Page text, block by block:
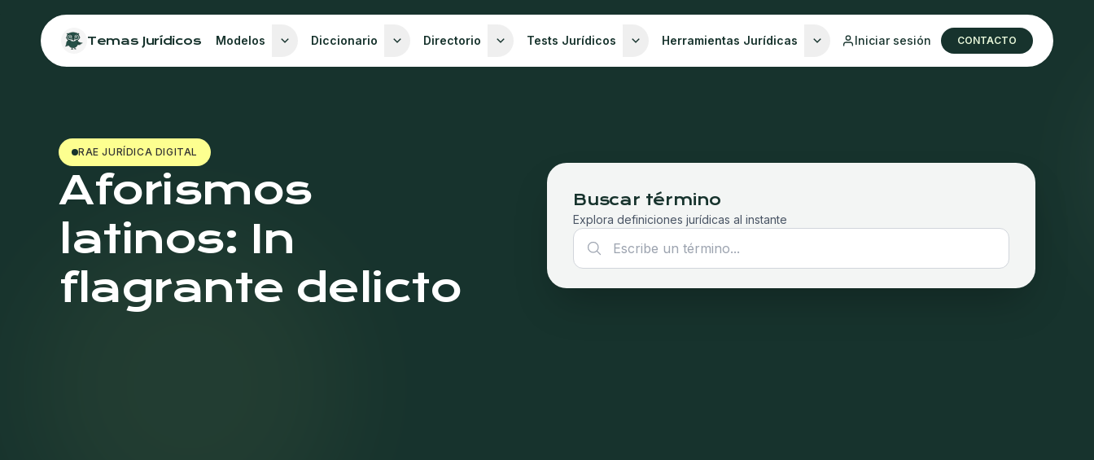
Temas Jurídicos Modelos Diccionario Directorio Tests Jurídicos Herramientas Jurídicas Iniciar sesión CONTACTO
RAE JURÍDICA DIGITAL
Aforismos
latinos: In
flagrante delicto
Buscar término
Explora definiciones jurídicas al instante